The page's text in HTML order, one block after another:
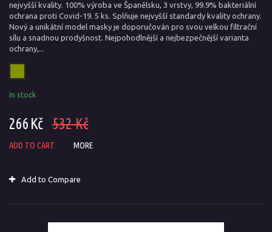
nejvyšší kvality. 100% výroba ve Španělsku, 3 vrstvy, 99.9% bakteriální
ochrana proti Covid-19. 5 ks. Splňuje nejvyšší standardy kvality ochrany.
Nový a unikátní model masky je doporučován pro svou velkou filtrační
sílu a snadnou prodyšnost. Nejpohodlnější a nejbezpečnější varianta
ochrany,...
In stock
266 Kč 532 Kč
ADD TO CART MORE
Add to Compare